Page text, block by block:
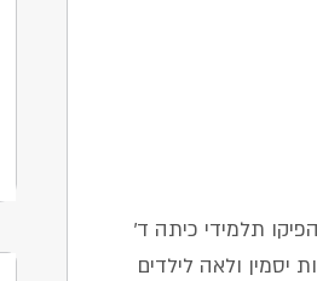
תלמידי כיתה ד'
יסמין ולאה לילדים